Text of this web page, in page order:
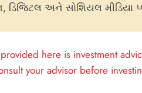
ડિજિટલ અને સોશિયલ મીડિયા
here is investment
your advisor before